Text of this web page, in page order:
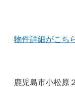
物件詳細がこち
鹿児島市小松原